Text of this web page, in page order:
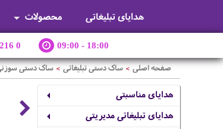
هدایای تبلیغاتی محصولات
0 09:00 - 18:00
صفحه اصلی > ساک دستی تبلیغاتی > ساک دستی
هدایای مناسبتی
هدایای تبلیغاتی مدیریتی